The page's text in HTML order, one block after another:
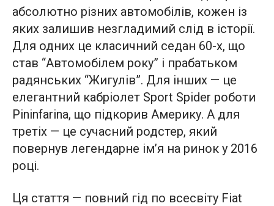
абсолютно різних автомобілів, кожен із
яких залишив незгладимий слід в історії.
Для одних це класичний седан 60-х, що
став “Автомобілем року” і прабатьком
радянських “Жигулів”. Для інших — це
елегантний кабріолет Sport Spider роботи
Pininfarina, що підкорив Америку. А для
третіх — це сучасний родстер, який
повернув легендарне ім’я на ринок у 2016
році.
Ця стаття — повний гід по всесвіту Fiat